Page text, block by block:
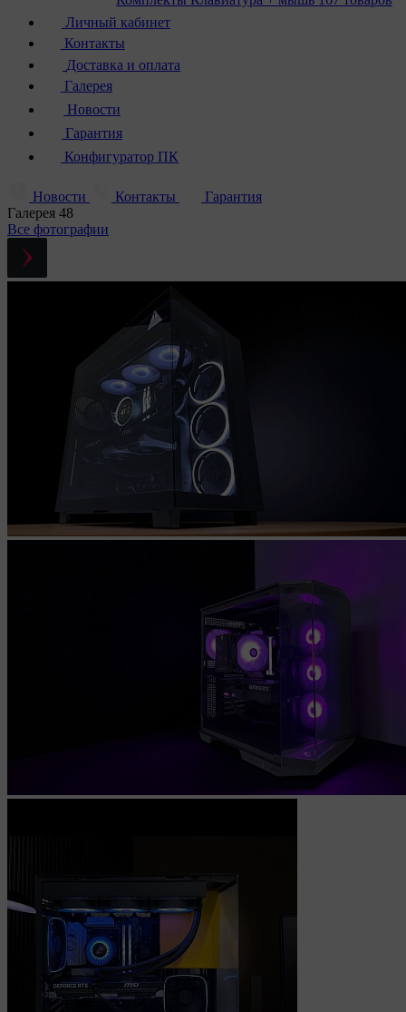
Личный кабинет
Контакты
Доставка и оплата
Галерея
Новости
Гарантия
Конфигуратор ПК
Новости Контакты
Гарантия
Галерея 48
Все фотографии